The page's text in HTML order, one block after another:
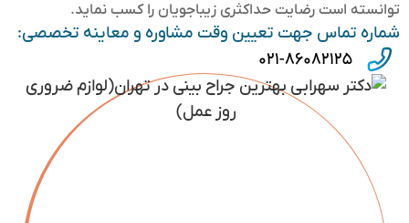
توانسته است رضایت حداکثری زیباجویان را کسب نماید.
شماره تماس جهت تعیین وقت مشاوره و معاینه تخصصی:
۰۲۱-۸۶۰۸۲۱۲۵